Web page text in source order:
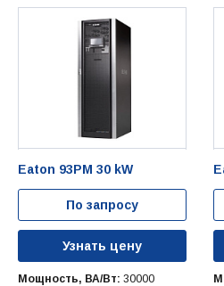
Eaton 93PM 30 kW
По запросу
Узнать цену
Мощность, ВА/Вт: 30000